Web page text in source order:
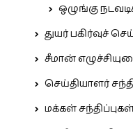
ஒழுங்கு
துயர் பகிர்வுச்
சீமான்
செய்தியாளர்
மக்கள்